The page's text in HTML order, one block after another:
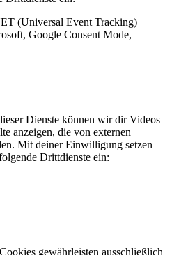
(Universal Event Tracking)
Google Consent Mode,
Dienste können wir dir Videos
anzeigen, die von externen
Mit deiner Einwilligung setzen
Drittdienste ein:
gewährleisten ausschließlich